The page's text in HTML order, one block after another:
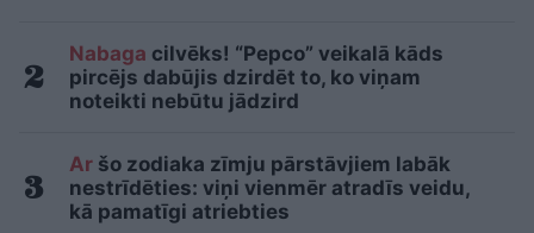
Nabaga cilvēks! “Pepco” veikalā kāds
pircējs dabūjis dzirdēt to, ko viņam
noteikti nebūtu jādzird
Ar šo zodiaka zīmju pārstāvjiem labāk
nestrīdēties: viņi vienmēr atradīs veidu,
kā pamatīgi atriebties